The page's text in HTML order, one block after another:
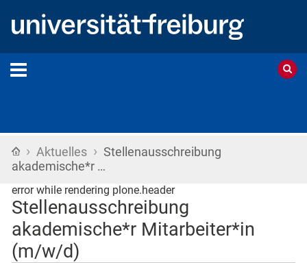
Startseite
› Aktuelles › Stellenausschreibung
akademische*r …
error while rendering plone.header
Stellenausschreibung
akademische*r Mitarbeiter*in
(m/w/d)